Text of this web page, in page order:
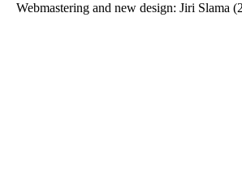
Webmastering and new design: Jiri Slama